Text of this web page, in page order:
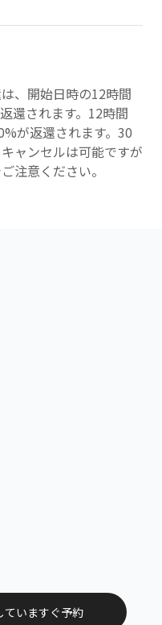
刻された分は時間が短
人数制のプライベート
もあるため、以下の点
慮いただいておりま
、開始日時の12時間
還されます。12時間
が返還されます。30
ャンセルは可能ですが
注意ください。
ていますぐ予約